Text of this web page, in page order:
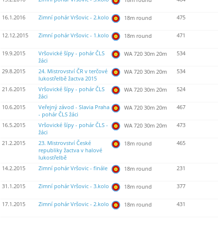
16.1.2016 Zimní pohár Vršovic - 2.kolo 18m round 475
12.12.2015 Zimní pohár Vršovic - 1.kolo 18m round 471
19.9.2015
Vršovické šípy - pohár ČLS
žáci
WA 720 30m 20m 534
29.8.2015
24. Mistrovství ČR v terčové
lukostřelbě žactva 2015
WA 720 30m 20m 534
21.6.2015
Vršovické šípy - pohár ČLS
žáci
WA 720 30m 20m 524
10.6.2015
Veřejný závod - Slavia Praha
- pohár ČLS žáci
WA 720 30m 20m 467
16.5.2015
Vršovické šípy - pohár ČLS -
žáci
WA 720 30m 20m 473
21.2.2015
23. Mistrovství České
republiky žactva v halové
lukostřelbě
18m round 465
14.2.2015 Zimní pohár Vršovic - finále 18m round 231
31.1.2015 Zimní pohár Vršovic - 3.kolo 18m round 377
17.1.2015 Zimní pohár Vršovic - 2.kolo 18m round 431